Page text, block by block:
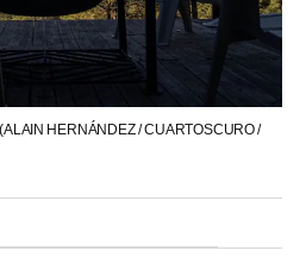
(ALAIN HERNÁNDEZ / CUARTOSCURO /